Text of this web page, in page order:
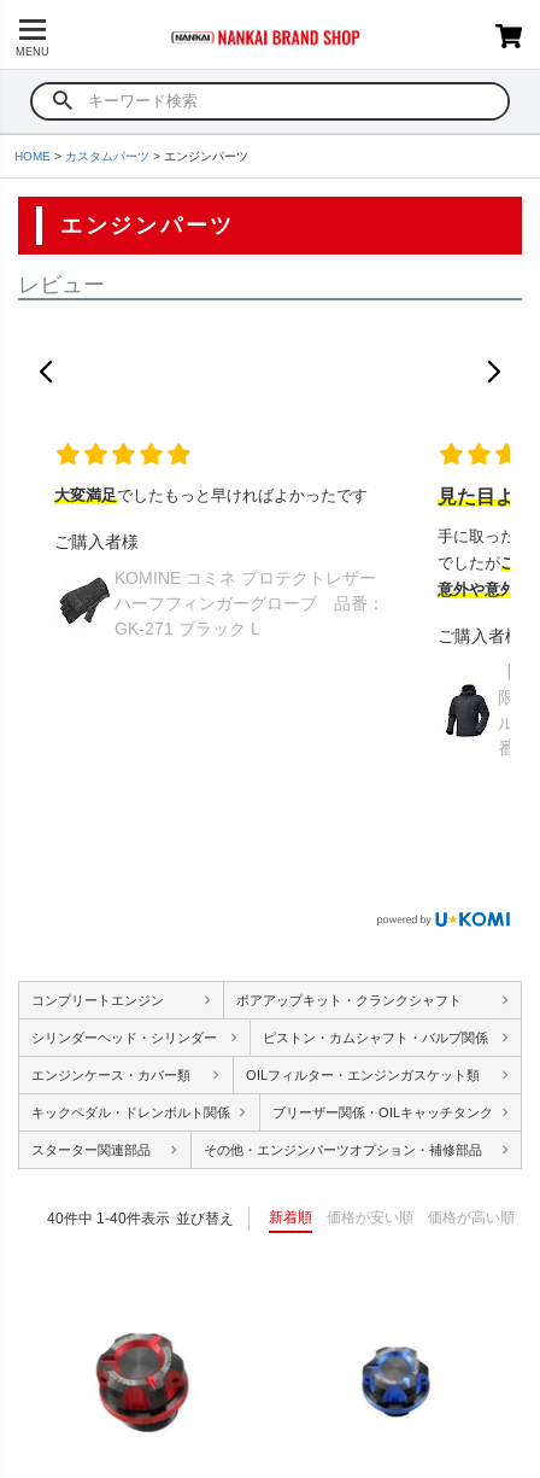
MENU
HOME カスタムパーツ エンジンパーツ
エンジンパーツ
レビュー
大変満足でしたもっと早ければよかったです
ご購入者様
KOMINE コミネ プロテクトレザー
ハーフフィンガーグローブ 品番：
GK-271 ブラック L
見た目より
手に取ったと
でしたがこの
意外や意外ス
ご購入者様
限り
ルメ
番：
コンプリートエンジン ボアアップキット・クランクシャフト
シリンダーヘッド・シリンダー ピストン・カムシャフト・バルブ関係
エンジンケース・カバー類 OILフィルター・エンジンガスケット類
キックペダル・ドレンボルト関係 ブリーザー関係・OILキャッチタンク
スターター関連部品 その他・エンジンパーツオプション・補修部品
並び替え 新着順 価格が安い順 価格が高い順
40件中 1 -40件表示